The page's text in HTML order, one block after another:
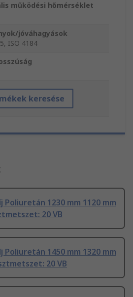
működési hőmérséklet
jóváhagyások
ISO 4184
keresése
Poliuretán 1230 mm 1120 mm
20 VB
Poliuretán 1450 mm 1320 mm
20 VB